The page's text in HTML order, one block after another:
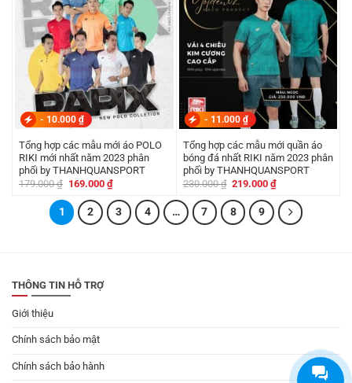
- 10.000 ₫
Tổng hợp các mẫu mới áo POLO
RIKI mới nhất năm 2023 phân
phối by THANHQUANSPORT
179.000₫ Giá
là:
179.000 ₫.
169.000 ₫Giá
hiện
tại
là:
169.000 ₫.
- 11.000 ₫
Tổng hợp các mẫu mới quần áo
bóng đá nhất RIKI năm 2023 phân
phối by THANHQUANSPORT
230.000₫ Giá
là:
230.000 ₫.
219.000₫Giá
tại
là:
219.000 ₫.
1 2 3 4 … 7 8 9
THÔNG TIN HỖ TRỢ
Giới thiệu
Chính sách bảo mật
Chính sách bảo hành